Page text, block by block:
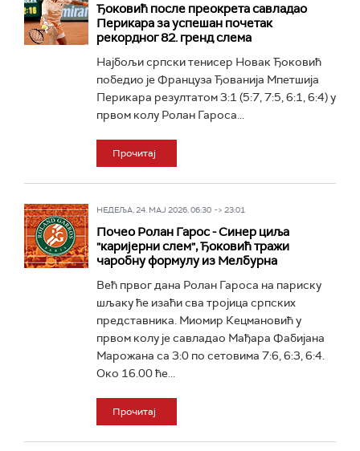
Ђоковић после преокрета савладао
Перикара за успешан почетак
рекордног 82. гренд слема
Најбољи српски тенисер Новак Ђоковић
победио је Француза Ђованија Мпетшија
Перикара резултатом 3:1 (5:7, 7:5, 6:1, 6:4) у
првом колу Ролан Гароса...
Прочитај
НЕДЕЉА, 24. МАЈ 2026, 06:30 -> 23:01
Почео Ролан Гарос - Синер циља
"каријерни слем", Ђоковић тражи
чаробну формулу из Мелбурна
Већ првог дана Ролан Гароса на париску
шљаку ће изаћи сва тројица српских
представника. Миомир Кецмановић у
првом колу је савладао Мађара Фабијана
Марожана са 3:0 по сетовима 7:6, 6:3, 6:4.
Око 16.00 ће...
Прочитај